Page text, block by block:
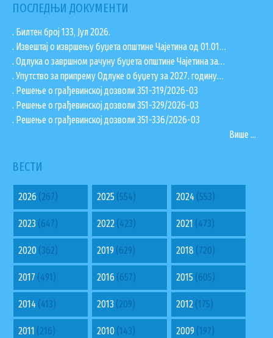
ПОСЛЕДЊИ ДОКУМЕНТИ
. Билтен број 133, Јул 2026.
. Извештај о извршењу буџета општине Чајетина од 01.01…
. Одлука о завршном рачуну буџета општине Чајетина за…
. Упутство за припрему Одлуке о буџету за 2027. годину…
. Решење о грађевинској дозволи 351-319/2026-03
. Решење о грађевинској дозволи 351-329/2026-03
. Решење о грађевинској дозволи 351-336/2026-03
Више ...
ВЕСТИ
2026 (267) 2025 (554) 2024 (553)
2023 (647) 2022 (423) 2021 (473)
2020 (362) 2019 (629) 2018 (720)
2017 (491) 2016 (657) 2015(605)
2014 (413) 2013 (209) 2012(175)
2011 (216) 2010 (143) 2009(197)